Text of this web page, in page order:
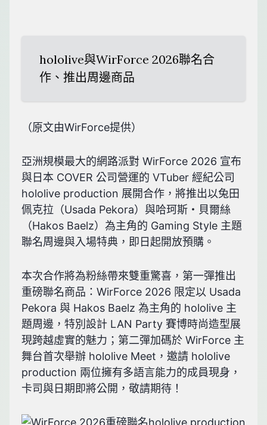
hololive與WirForce 2026聯名合
作、推出周邊商品
（原文由WirForce提供）
亞洲規模最大的網路派對 WirForce 2026 宣布
與日本 COVER 公司營運的 VTuber 經紀公司
hololive production 展開合作，將推出以兔田
佩克拉（Usada Pekora）與哈珂斯・貝爾絲
（Hakos Baelz）為主角的 Gaming Style 主題
聯名周邊與入場特典，即日起開放預購。
本次合作將為粉絲帶來雙重驚喜，第一彈推出
重磅聯名商品：WirForce 2026 限定以 Usada
Pekora 與 Hakos Baelz 為主角的 hololive 主
題周邊，特別設計 LAN Party 賽博時尚造型展
現跨越虛實的魅力；第二彈加碼於 WirForce 主
舞台首次舉辦 hololive Meet，邀請 hololive
production 兩位擁有多語言能力的成員現身，
卡司與日期即將公開，敬請期待！